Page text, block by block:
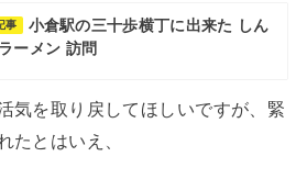
事
小倉駅の三十歩横丁に出来た しん
ーメン 訪問
気を取り戻してほしいですが、緊
たとはいえ、